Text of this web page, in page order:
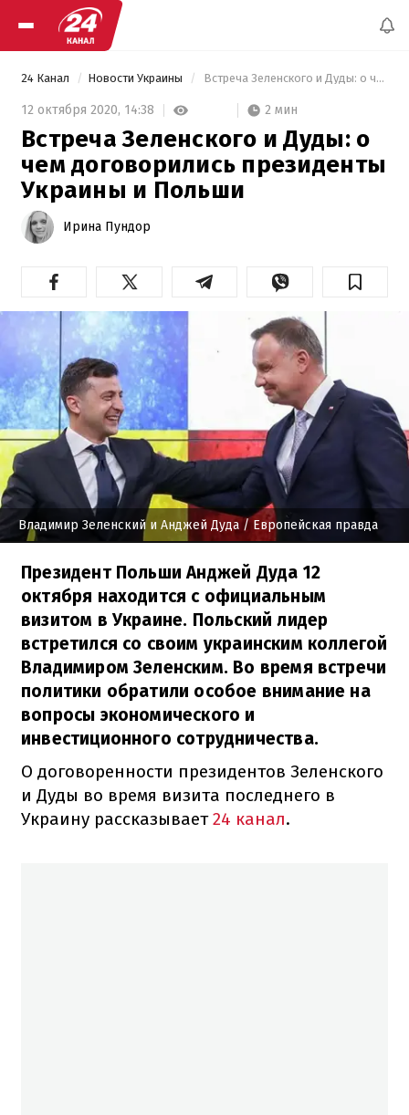
24 Канал Новости Украины Встреча Зеленского и Дуды: о чем договорились президенты Украины и Польши
12 октября 2020, 14:38 2 мин
Встреча Зеленского и Дуды: о
чем договорились президенты
Украины и Польши
Ирина Пундор
Владимир Зеленский и Анджей Дуда / Европейская правда
Президент Польши Анджей Дуда 12
октября находится с официальным
визитом в Украине. Польский лидер
встретился со своим украинским коллегой
Владимиром Зеленским. Во время встречи
политики обратили особое внимание на
вопросы экономического и
инвестиционного сотрудничества.
О договоренности президентов Зеленского
и Дуды во время визита последнего в
Украину рассказывает24 канал.